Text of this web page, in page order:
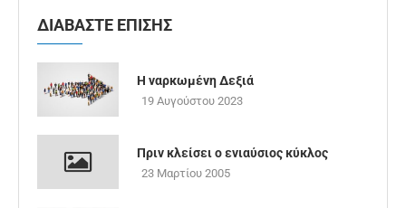
ΔΙΑΒΑΣΤΕ ΕΠΙΣΗΣ
Η ναρκωμένη Δεξιά
19 Αυγούστου 2023
Πριν κλείσει ο ενιαύσιος κύκλος
23 Μαρτίου 2005